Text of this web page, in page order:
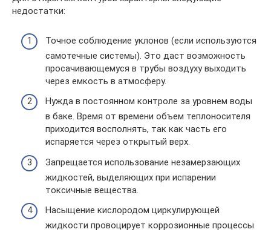
недостатки:
Точное соблюдение уклонов (если используются
самотечные системы). Это даст возможность
просачивающемуся в трубы воздуху выходить
через емкость в атмосферу.
Нужда в постоянном контроле за уровнем воды
в баке. Время от времени объем теплоносителя
приходится восполнять, так как часть его
испаряется через открытый верх.
Запрещается использование незамерзающих
жидкостей, выделяющих при испарении
токсичные вещества.
Насыщение кислородом циркулирующей
жидкости провоцирует коррозионные процессы